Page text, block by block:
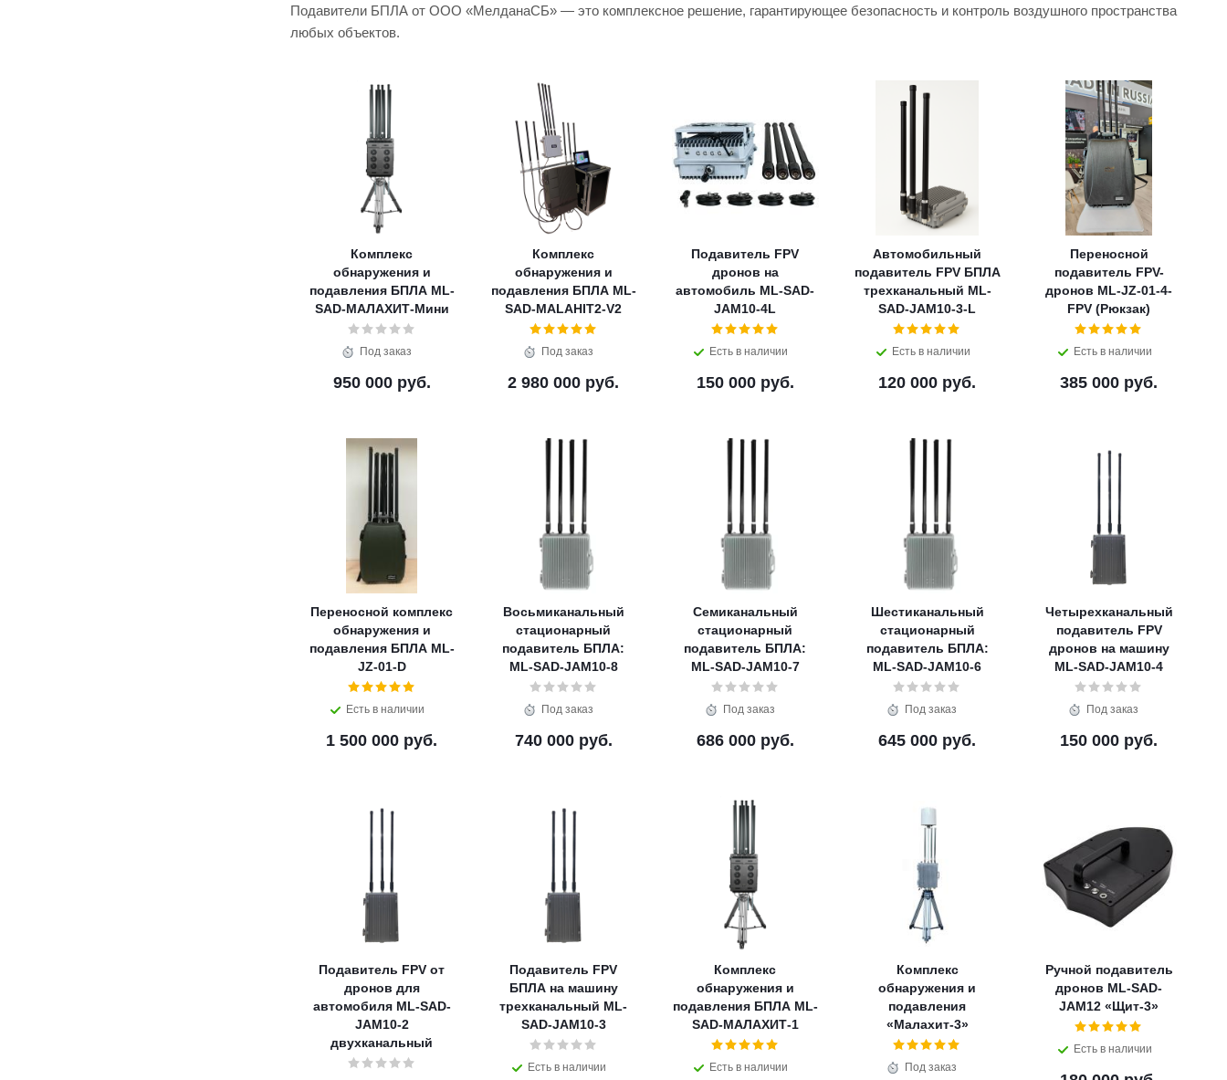
Подавители БПЛА от ООО «МелданаСБ» — это комплексное решение, гарантирующее безопасность и контроль воздушного пространства
любых объектов.
Комплекс
обнаружения и
подавления БПЛА ML-
SAD-МАЛАХИТ-Мини
Под заказ
950 000 руб.
Комплекс
обнаружения и
подавления БПЛА ML-
SAD-MALAHIT2-V2
Под заказ
2 980 000 руб.
Подавитель FPV
дронов на
автомобиль ML-SAD-
JAM10-4L
Есть в наличии
150 000 руб.
Автомобильный
подавитель FPV БПЛА
трехканальный ML-
SAD-JAM10-3-L
Есть в наличии
120 000 руб.
Переносной
подавитель FPV-
дронов ML-JZ-01-4-
FPV (Рюкзак)
Есть в наличии
385 000 руб.
Переносной комплекс
обнаружения и
подавления БПЛА ML-
JZ-01-D
Есть в наличии
1 500 000 руб.
Восьмиканальный
стационарный
подавитель БПЛА:
ML-SAD-JAM10-8
Под заказ
740 000 руб.
Семиканальный
стационарный
подавитель БПЛА:
ML-SAD-JAM10-7
Под заказ
686 000 руб.
Шестиканальный
стационарный
подавитель БПЛА:
ML-SAD-JAM10-6
Под заказ
645 000 руб.
Четырехканальный
подавитель FPV
дронов на машину
ML-SAD-JAM10-4
Под заказ
150 000 руб.
Подавитель FPV от
дронов для
автомобиля ML-SAD-
JAM10-2
двухканальный
Подавитель FPV
БПЛА на машину
трехканальный ML-
SAD-JAM10-3
Есть в наличии
Комплекс
обнаружения и
подавления БПЛА ML-
SAD-МАЛАХИТ-1
Есть в наличии
Комплекс
обнаружения и
подавления
«Малахит-3»
Под заказ
Ручной подавитель
дронов ML-SAD-
JAM12 «Щит-3»
Есть в наличии